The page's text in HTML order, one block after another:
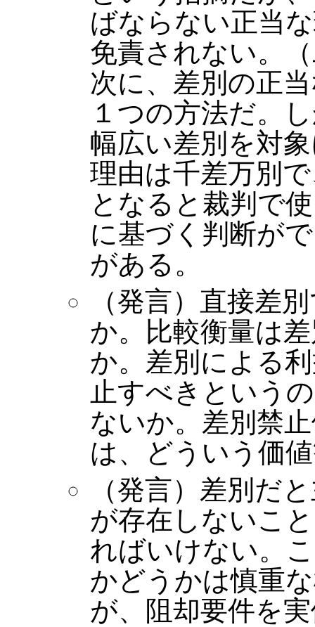
ばならない正当
免責されない。
次に、差別の正
１つの方法だ。
幅広い差別を対
理由は千差万別
となると裁判で
に基づく判断が
がある。
（発言）直接差
か。比較衡量は
か。差別による
止すべきという
ないか。差別禁
は、どういう価
（発言）差別だ
が存在しないこ
ればいけない。
かどうかは慎重
が、阻却要件を